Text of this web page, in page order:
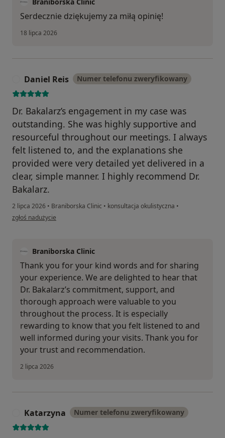
Serdecznie dziękujemy za miłą opinię!
18 lipca 2026
Daniel Reis Numer telefonu zweryfikowany
Dr. Bakalarz’s engagement in my case was
outstanding. She was highly supportive and
resourceful throughout our meetings. I always
felt listened to, and the explanations she
provided were very detailed yet delivered in a
clear, simple manner. I highly recommend Dr.
Bakalarz.
2 lipca 2026 • Braniborska Clinic • konsultacja okulistyczna •
w opinii użytkownika Daniel Reis
zgłoś nadużycie
Braniborska Clinic
Thank you for your kind words and for sharing
your experience. We are delighted to hear that
Dr. Bakalarz’s commitment, support, and
thorough approach were valuable to you
throughout the process. It is especially
rewarding to know that you felt listened to and
well informed during your visits. Thank you for
your trust and recommendation.
2 lipca 2026
Katarzyna Numer telefonu zweryfikowany